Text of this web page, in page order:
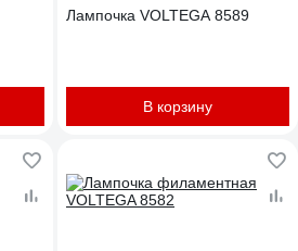
Лампочка VOLTEGA 8589
В корзину